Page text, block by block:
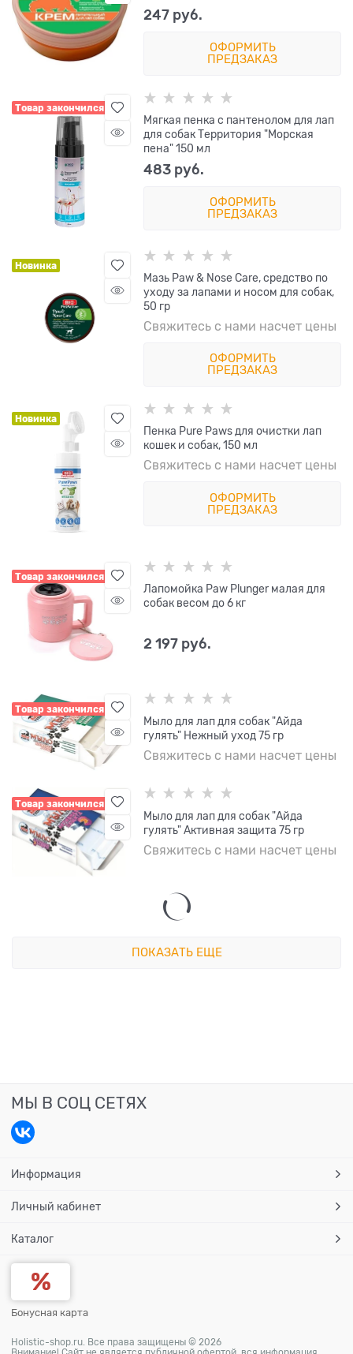
247 руб.
ОФОРМИТЬ
ПРЕДЗАКАЗ
Товар закончился
Мягкая пенка с пантенолом для лап
для собак Территория "Морская
пена" 150 мл
483 руб.
ОФОРМИТЬ
ПРЕДЗАКАЗ
Новинка
Мазь Paw & Nose Care, средство по
уходу за лапами и носом для собак,
50 гр
Свяжитесь с нами насчет цены
ОФОРМИТЬ
ПРЕДЗАКАЗ
Новинка
Пенка Pure Paws для очистки лап
кошек и собак, 150 мл
Свяжитесь с нами насчет цены
ОФОРМИТЬ
ПРЕДЗАКАЗ
Товар закончился
Лапомойка Paw Plunger малая для
собак весом до 6 кг
2 197 руб.
Товар закончился
Мыло для лап для собак "Айда
гулять" Нежный уход 75 гр
Свяжитесь с нами насчет цены
Товар закончился
Мыло для лап для собак "Айда
гулять" Активная защита 75 гр
Свяжитесь с нами насчет цены
ПОКАЗАТЬ ЕЩЕ
МЫ В СОЦ СЕТЯХ
Информация
Личный кабинет
Каталог
Бонусная карта
Holistic-shop.ru. Все права защищены © 2026